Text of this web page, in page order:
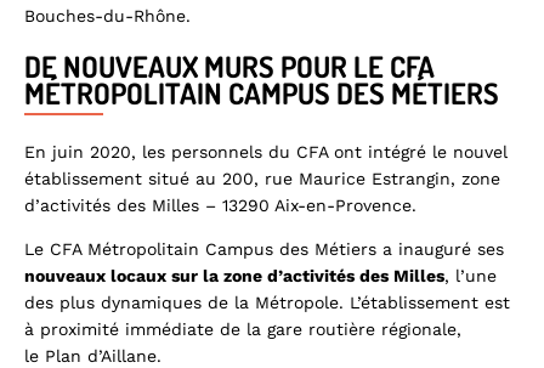
Bouches-du-Rhône.
DE NOUVEAUX MURS POUR LE CFA
MÉTROPOLITAIN CAMPUS DES MÉTIERS
En juin 2020, les personnels du CFA ont intégré le nouvel
établissement situé au 200, rue Maurice Estrangin, zone
d’activités des Milles – 13290 Aix-en-Provence.
Le CFA Métropolitain Campus des Métiers a inauguré ses
nouveaux locaux sur la zone d’activités des Milles, l’une
des plus dynamiques de la Métropole. L’établissement est
à proximité immédiate de la gare routière régionale,
le Plan d’Aillane.